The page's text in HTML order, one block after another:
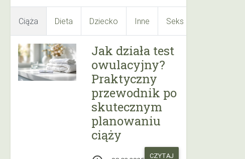
Ciąża Dieta Dziecko Inne Seks
Jak działa test
owulacyjny?
Praktyczny
przewodnik po
skutecznym
planowaniu
ciąży
CZYTAJ